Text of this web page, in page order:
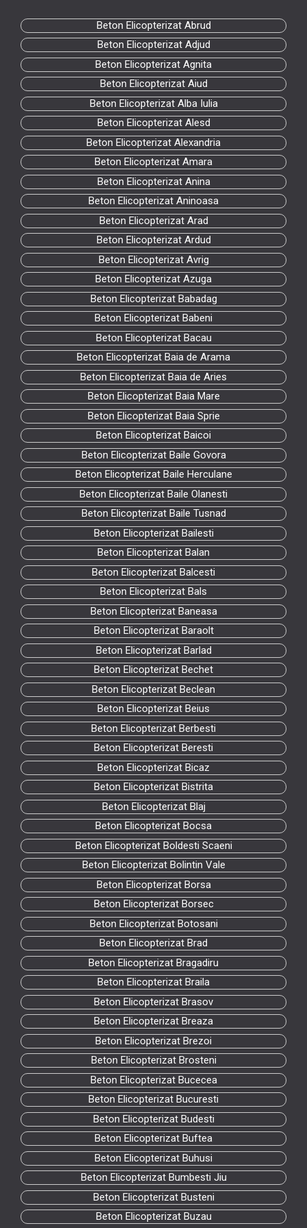
Beton Elicopterizat Abrud
Beton Elicopterizat Adjud
Beton Elicopterizat Agnita
Beton Elicopterizat Aiud
Beton Elicopterizat Alba Iulia
Beton Elicopterizat Alesd
Beton Elicopterizat Alexandria
Beton Elicopterizat Amara
Beton Elicopterizat Anina
Beton Elicopterizat Aninoasa
Beton Elicopterizat Arad
Beton Elicopterizat Ardud
Beton Elicopterizat Avrig
Beton Elicopterizat Azuga
Beton Elicopterizat Babadag
Beton Elicopterizat Babeni
Beton Elicopterizat Bacau
Beton Elicopterizat Baia de Arama
Beton Elicopterizat Baia de Aries
Beton Elicopterizat Baia Mare
Beton Elicopterizat Baia Sprie
Beton Elicopterizat Baicoi
Beton Elicopterizat Baile Govora
Beton Elicopterizat Baile Herculane
Beton Elicopterizat Baile Olanesti
Beton Elicopterizat Baile Tusnad
Beton Elicopterizat Bailesti
Beton Elicopterizat Balan
Beton Elicopterizat Balcesti
Beton Elicopterizat Bals
Beton Elicopterizat Baneasa
Beton Elicopterizat Baraolt
Beton Elicopterizat Barlad
Beton Elicopterizat Bechet
Beton Elicopterizat Beclean
Beton Elicopterizat Beius
Beton Elicopterizat Berbesti
Beton Elicopterizat Beresti
Beton Elicopterizat Bicaz
Beton Elicopterizat Bistrita
Beton Elicopterizat Blaj
Beton Elicopterizat Bocsa
Beton Elicopterizat Boldesti Scaeni
Beton Elicopterizat Bolintin Vale
Beton Elicopterizat Borsa
Beton Elicopterizat Borsec
Beton Elicopterizat Botosani
Beton Elicopterizat Brad
Beton Elicopterizat Bragadiru
Beton Elicopterizat Braila
Beton Elicopterizat Brasov
Beton Elicopterizat Breaza
Beton Elicopterizat Brezoi
Beton Elicopterizat Brosteni
Beton Elicopterizat Bucecea
Beton Elicopterizat Bucuresti
Beton Elicopterizat Budesti
Beton Elicopterizat Buftea
Beton Elicopterizat Buhusi
Beton Elicopterizat Bumbesti Jiu
Beton Elicopterizat Busteni
Beton Elicopterizat Buzau